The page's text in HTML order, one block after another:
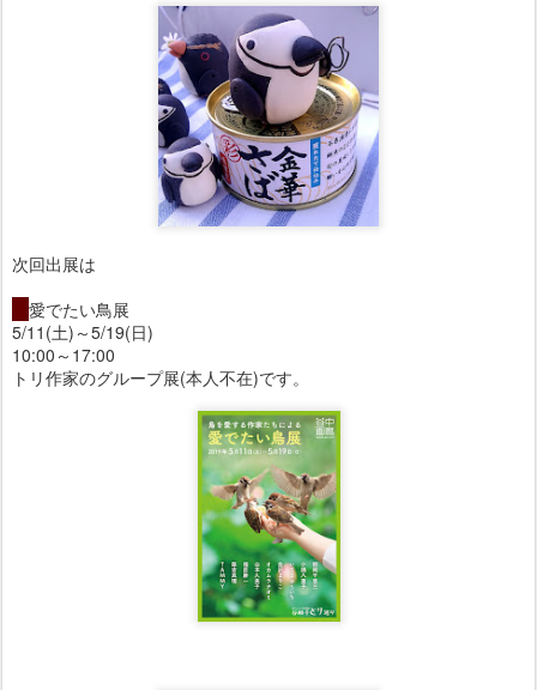
次回出展は
愛でたい鳥展
5/11(土)～5/19(日)
10:00～17:00
トリ作家のグループ展(本人不在)です。